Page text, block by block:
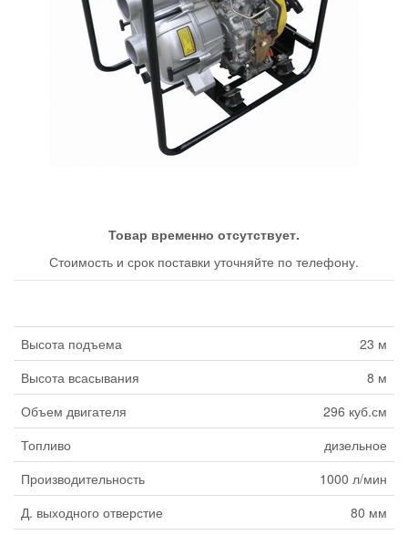
Товар временно отсутствует.
Стоимость и срок поставки уточняйте по телефону.
Высота подъема
23 м
Высота всасывания
8 м
Объем двигателя
296 куб.см
Топливо
дизельное
Производительность
1000 л/мин
Д. выходного отверстие
80 мм